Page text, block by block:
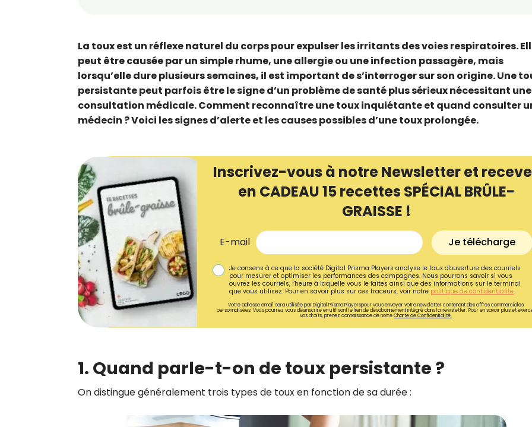
La toux est un réflexe naturel du corps pour expulser les irritants des voies respiratoires.
peut être causée par un simple rhume, une allergie ou une infection passagère, mais
lorsqu’elle dure plusieurs semaines, il est important de s’interroger sur son origine. Une
persistante peut parfois être le signe d’un problème de santé plus sérieux nécessitant une
consultation médicale. Comment reconnaître une toux inquiétante et quand consulter
médecin ? Voici les signes d’alerte et les causes possibles d’une toux prolongée.
Inscrivez-vous à notre Newsletter et
en CADEAU 15 recettes SPÉCIAL BRÛLE-
GRAISSE !
E-mail Je télécharge
Je consens à ce que la société Digital Prisma Players analyse le taux d'ouverture des courriels
pour mesurer et optimiser les performances des campagnes. Nous pourrons savoir si vous
ouvrez les courriels, l'heure à laquelle vous le faites ainsi que des informations sur le terminal
que vous utilisez. Pour en savoir plus sur ces traceurs, voir notre politique de confidentialité.
Votre adresse email sera utilisée par Digital Prisma Playerspour vous envoyer votre newsletter contenant des offres commerciales
personnalisées. Vous pourrez vous désinscrire en utilisant le lien de désabonnement intégré dans la newsletter. Pour en savoir plus et
vos droits, prenez connaissance de notreCharte de Confidentialité.
1. Quand parle-t-on de toux persistante ?
On distingue généralement trois types de toux en fonction de sa durée :
Recevez
recettes inédites de
!
Ainsi que la newsletter